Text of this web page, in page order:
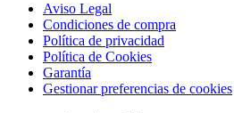
Aviso Legal
Condiciones de compra
Política de privacidad
Política de Cookies
Garantía
Gestionar preferencias de cookies